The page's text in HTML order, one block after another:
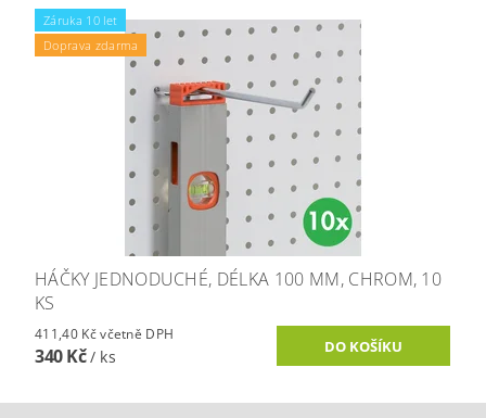
Záruka 10 let
Doprava zdarma
HÁČKY JEDNODUCHÉ, DÉLKA 100 MM, CHROM, 10
KS
411,40 Kč včetně DPH
340 Kč/ ks